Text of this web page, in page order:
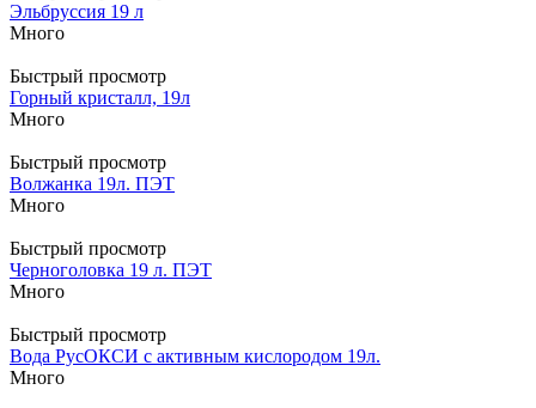
Эльбруссия 19 л
Много
Быстрый просмотр
Горный кристалл, 19л
Много
Быстрый просмотр
Волжанка 19л. ПЭТ
Много
Быстрый просмотр
Черноголовка 19 л. ПЭТ
Много
Быстрый просмотр
Вода РусОКСИ с активным кислородом 19л.
Много